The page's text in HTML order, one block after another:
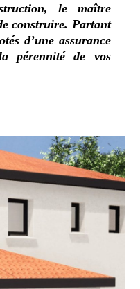
le maître
construire. Partant
d’une assurance
pérennité de vos